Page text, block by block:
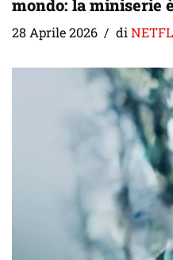
mondo: la miniserie
28 Aprile 2026 di